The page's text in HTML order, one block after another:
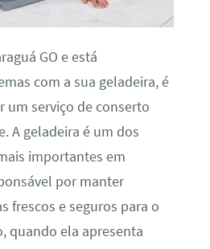
GO e está
com a sua geladeira, é
um serviço de conserto
A geladeira é um dos
importantes em
por manter
frescos e seguros para o
quando ela apresenta